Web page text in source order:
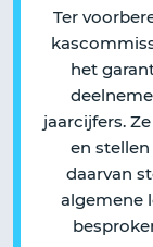
Ter
het
jaarcijfers.
en
daarvan
algemene